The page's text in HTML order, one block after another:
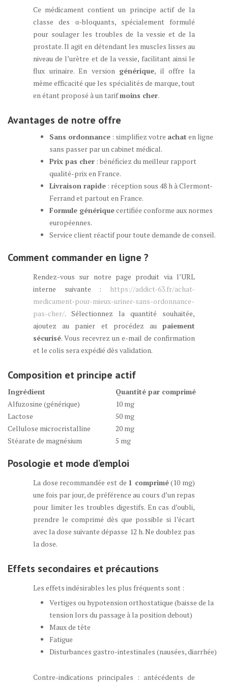
Ce médicament contient un principe actif de la
classe des α-bloquants, spécialement formulé
pour soulager les troubles de la vessie et de la
prostate. Il agit en détendant les muscles lisses au
niveau de l’urètre et de la vessie, facilitant ainsi le
flux urinaire. En version générique, il offre la
même efficacité que les spécialités de marque, tout
en étant proposé à un tarifmoins cher.
Avantages de notre offre
Sans ordonnance : simplifiez votre achat en ligne
sans passer par un cabinet médical.
Prix pas cher : bénéficiez du meilleur rapport
qualité-prix en France.
Livraison rapide : réception sous 48 h à Clermont-
Ferrand et partout en France.
Formule génériquecertifiée conforme aux normes
européennes.
Service client réactif pour toute demande de conseil.
Comment commander en ligne ?
Rendez-vous sur notre page produit via l’URL
interne suivante : https://addict-63.fr/achat-
medicament-pour-mieux-uriner-sans-ordonnance-
pas-cher/. Sélectionnez la quantité souhaitée,
ajoutez au panier et procédez au paiement
sécurisé. Vous recevrez un e-mail de confirmation
et le colis sera expédié dès validation.
Composition et principe actif
Ingrédient
Quantité par comprimé
Alfuzosine (générique)
10 mg
Lactose
50 mg
Cellulose microcristalline
20 mg
Stéarate de magnésium
5 mg
Posologie et mode d’emploi
La dose recommandée est de 1 comprimé(10 mg)
une fois par jour, de préférence au cours d’un repas
pour limiter les troubles digestifs. En cas d’oubli,
prendre le comprimé dès que possible si l’écart
avec la dose suivante dépasse 12 h. Ne doublez pas
la dose.
Effets secondaires et précautions
Les effets indésirables les plus fréquents sont :
Vertiges ou hypotension orthostatique (baisse de la
tension lors du passage à la position debout)
Maux de tête
Fatigue
Disturbances gastro-intestinales (nausées, diarrhée)
Contre-indications principales : antécédents de